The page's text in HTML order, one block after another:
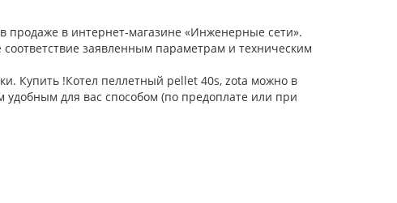
продаже в интернет-магазине «Инженерные сети».
заявленным параметрам и техническим
Купить !Котел пеллетный pellet 40s, zota можно в
для вас способом (по предоплате или при